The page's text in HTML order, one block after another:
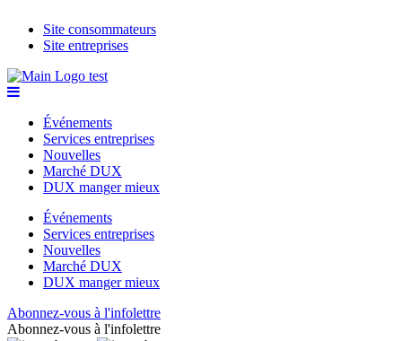
Site consommateurs
Site entreprises
Événements
Services entreprises
Nouvelles
Marché DUX
DUX manger mieux
Événements
Services entreprises
Nouvelles
Marché DUX
DUX manger mieux
Abonnez-vous à l'infolettre
Abonnez-vous à l'infolettre